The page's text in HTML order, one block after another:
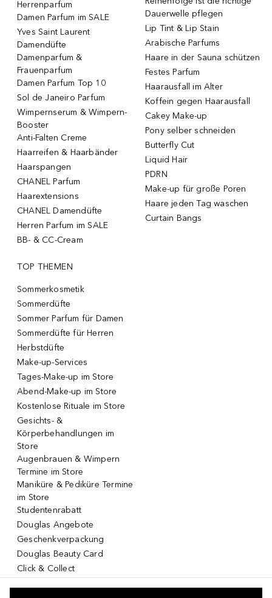
Herrenparfum
Damen Parfum im SALE
Yves Saint Laurent
Damendüfte
Damenparfum &
Frauenparfum
Damen Parfum Top 10
Sol de Janeiro Parfum
Wimpernserum & Wimpern-
Booster
Anti-Falten Creme
Haarreifen & Haarbänder
Haarspangen
CHANEL Parfum
Haarextensions
CHANEL Damendüfte
Herren Parfum im SALE
BB- & CC-Cream
Dauerwelle pflegen
Lip Tint & Lip Stain
Arabische Parfums
Haare in der Sauna schützen
Festes Parfum
Haarausfall im Alter
Koffein gegen Haarausfall
Cakey Make-up
Pony selber schneiden
Butterfly Cut
Liquid Hair
PDRN
Make-up für große Poren
Haare jeden Tag waschen
Curtain Bangs
TOP THEMEN
Sommerkosmetik
Sommerdüfte
Sommer Parfum für Damen
Sommerdüfte für Herren
Herbstdüfte
Make-up-Services
Tages-Make-up im Store
Abend-Make-up im Store
Kostenlose Rituale im Store
Gesichts- &
Körperbehandlungen im
Store
Augenbrauen & Wimpern
Termine im Store
Maniküre & Pediküre Termine
im Store
Studentenrabatt
Douglas Angebote
Geschenkverpackung
Douglas Beauty Card
Click & Collect